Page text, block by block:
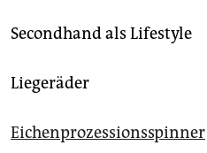
Secondhand als Lifestyle
Liegeräder
Eichenprozessionsspinner